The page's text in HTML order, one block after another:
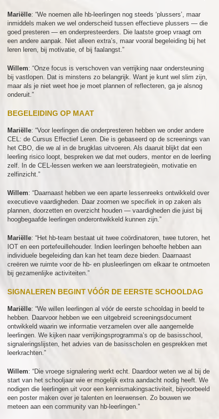
Mariëlle: “We noemen alle hb-leerlingen nog steeds ‘plussers’, maar
inmiddels maken we wel onderscheid tussen effectieve plussers — die
goed presteren — en onderpresteerders. Die laatste groep vraagt om
een andere aanpak. Niet alleen extra’s, maar vooral begeleiding bij het
leren leren, bij motivatie, of bij faalangst.”
Willem: “Onze focus is verschoven van verrijking naar ondersteuning
bij vastlopen. Dat is minstens zo belangrijk. Want je kunt wel slim zijn,
maar als je niet weet hoe je moet plannen of reflecteren, ga je alsnog
onderuit.”
BEGELEIDING OP MAAT
Mariëlle: “Voor leerlingen die onderpresteren hebben we onder andere
CEL: de Cursus Effectief Leren. Die is gebaseerd op de screenings van
het CBO, die we al in de brugklas uitvoeren. Als daaruit blijkt dat een
leerling risico loopt, bespreken we dat met ouders, mentor en de leerling
zelf. In de CEL-lessen werken we aan leerstrategieën, motivatie en
zelfinzicht.”
Willem: “Daarnaast hebben we een aparte lessenreeks ontwikkeld over
executieve vaardigheden. Daar zoomen we specifiek in op zaken als
plannen, doorzetten en overzicht houden — vaardigheden die juist bij
hoogbegaafde leerlingen onderontwikkeld kunnen zijn.”
Mariëlle: “Het hb-team bestaat uit twee coördinatoren, twee tutoren, het
IOT en een portefeuillehouder. Indien leerlingen behoefte hebben aan
individuele begeleiding dan kan het team deze bieden. Daarnaast
creëren we ruimte voor de hb- en plusleerlingen om elkaar te ontmoeten
bij gezamenlijke activiteiten.”
SIGNALEREN BEGINT VÓÓR DE EERSTE SCHOOLDAG
Mariëlle: “We willen leerlingen al vóór de eerste schooldag in beeld te
hebben. Daarvoor hebben we een uitgebreid screeningsdocument
ontwikkeld waarin we informatie verzamelen over alle aangemelde
leerlingen. We kijken naar verrijkingsprogramma’s op de basisschool,
signaleringslijsten, het advies van de basisscholen en gesprekken met
leerkrachten.”
Willem: “Die vroege signalering werkt echt. Daardoor weten we al bij de
start van het schooljaar wie er mogelijk extra aandacht nodig heeft. We
nodigen die leerlingen uit voor een kennismakingsactiviteit, bijvoorbeeld
een poster maken over je talenten en leerwensen. Zo bouwen we
meteen aan een community van hb-leerlingen.”